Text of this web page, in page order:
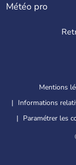
Météo pro
Mentions
Informations
Paramétrer les